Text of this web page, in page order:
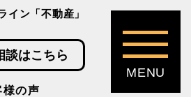
イン「不動産」
談はこちら
様の声